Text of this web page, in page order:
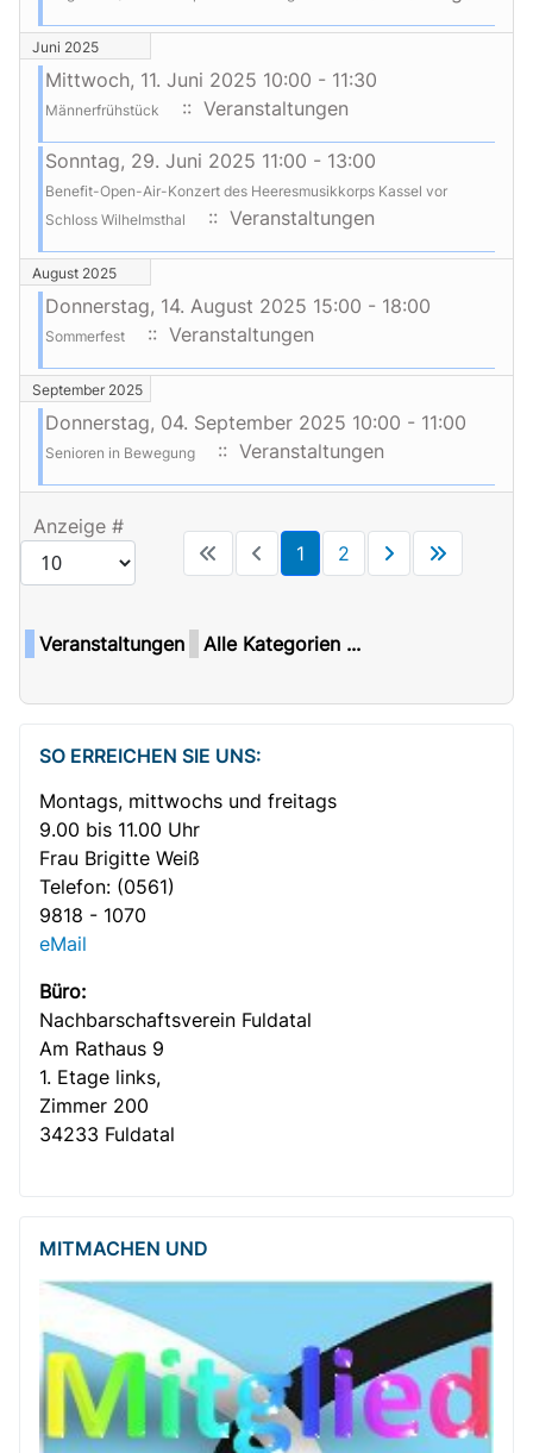
Juni 2025
Mittwoch, 11. Juni 2025 10:00 - 11:30
Männerfrühstück :: Veranstaltungen
Sonntag, 29. Juni 2025 11:00 - 13:00
Benefit-Open-Air-Konzert des Heeresmusikkorps Kassel vor
Schloss Wilhelmsthal
:: Veranstaltungen
August 2025
Donnerstag, 14. August 2025 15:00 - 18:00
Sommerfest :: Veranstaltungen
September 2025
Donnerstag, 04. September 2025 10:00 - 11:00
Senioren in Bewegung :: Veranstaltungen
Anzeige #
1
2
Veranstaltungen Alle Kategorien ...
SO ERREICHEN SIE UNS:
Montags, mittwochs und freitags
9.00 bis 11.00 Uhr
Frau Brigitte Weiß
Telefon: (0561)
9818 - 1070
eMail
Büro:
Nachbar­­schafts­verein Fuldatal
Am Rathaus 9
1. Etage links,
Zimmer 200
34233 Fuldatal
MITMACHEN UND